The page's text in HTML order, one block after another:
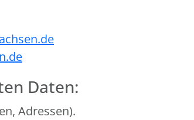
Daten:
Adressen).